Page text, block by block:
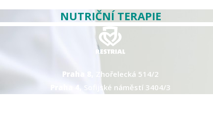
NUTRIČNÍ TERAPIE
Praha 8,
Zhořelecká 514/2
Praha 4, Sofijské náměstí 3404/3